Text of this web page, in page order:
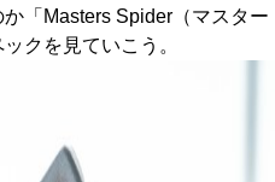
「Masters Spider（マスター
クを見ていこう。